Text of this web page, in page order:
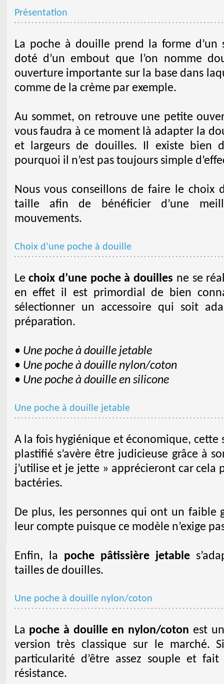
Présentation
La poche à douille prend la forme
doté d’un embout que l’on nomme
ouverture importante sur la base dans
comme de la crème par exemple.
Au sommet, on retrouve une petite
vous faudra à ce moment là adapter la
et largeurs de douilles. Il existe bien
pourquoi il n’est pas toujours simple
Nous vous conseillons de faire le choix
taille afin de bénéficier d’une
mouvements.
Choix d’une poche à douille
Lechoix d’une poche à douilles ne se
en effet il est primordial de bien
sélectionner un accessoire qui soit
préparation.
• Une poche à douille jetable
• Une poche à douille nylon/coton
• Une poche à douille en silicone
Une poche à douille jetable
A la fois hygiénique et économique,
plastifié s’avère être judicieuse grâce à
j’utilise et je jette » apprécieront car cela
bactéries.
De plus, les personnes qui ont un faible
leur compte puisque ce modèle n’exige
Enfin, la poche pâtissière jetable
tailles de douilles.
Une poche à douille nylon/coton
La poche à douille en nylon/coton est
version très classique sur le marché.
particularité d’être assez souple et
résistance.